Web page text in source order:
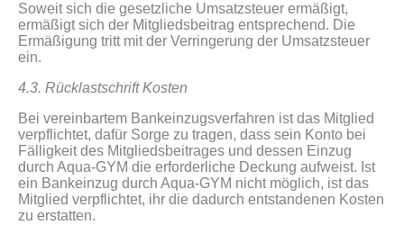
Soweit sich die gesetzliche Umsatzsteuer ermäßigt,
ermäßigt sich der Mitgliedsbeitrag entsprechend. Die
Ermäßigung tritt mit der Verringerung der Umsatzsteuer
ein.
4.3. Rücklastschrift Kosten
Bei vereinbartem Bankeinzugsverfahren ist das Mitglied
verpflichtet, dafür Sorge zu tragen, dass sein Konto bei
Fälligkeit des Mitgliedsbeitrages und dessen Einzug
durch Aqua-GYM die erforderliche Deckung aufweist. Ist
ein Bankeinzug durch Aqua-GYM nicht möglich, ist das
Mitglied verpflichtet, ihr die dadurch entstandenen Kosten
zu erstatten.